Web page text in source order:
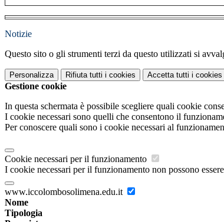
Notizie
Questo sito o gli strumenti terzi da questo utilizzati si
Personalizza Rifiuta tutti i cookies Accetta tutti i cookies
Gestione cookie
In questa schermata è possibile scegliere quali cookie
I cookie necessari sono quelli che consentono il
Per conoscere quali sono i cookie necessari al
Cookie necessari per il funzionamento
I cookie necessari per il funzionamento non possono
www.iccolombosolimena.edu.it
Nome
Tipologia